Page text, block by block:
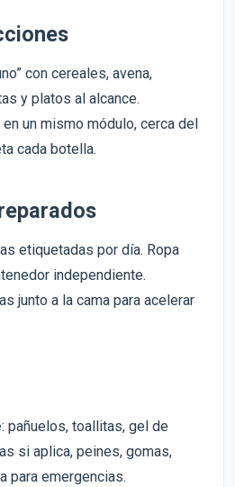
con cereales, avena,
y platos al alcance.
un mismo módulo, cerca del
cada botella.
etiquetadas por día. Ropa
independiente.
junto a la cama para acelerar
: pañuelos, toallitas, gel de
si aplica, peines, gomas,
para emergencias.